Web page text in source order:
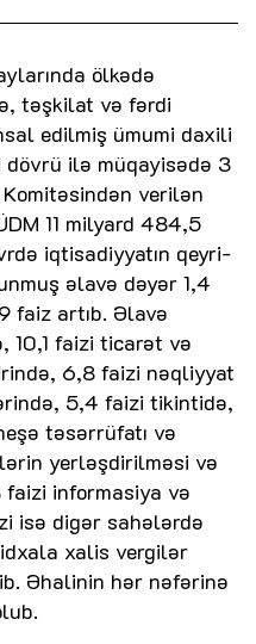
ölkədə
təşkilat və fərdi
edilmiş ümumi daxili
dövrü ilə müqayisədə 3
verilən
11 milyard 484,5
iqtisadiyyatın qeyri-
əlavə dəyər 1,4
faiz artıb. Əlavə
10,1 faizi ticarət və
6,8 faizi nəqliyyat
5,4 faizi tikintidə,
təsərrüfatı və
yerləşdirilməsi və
informasiya və
isə digər sahələrdə
xalis vergilər
Əhalinin hər nəfərinə